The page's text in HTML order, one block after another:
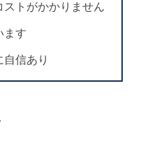
トがかかりません
ます
信あり